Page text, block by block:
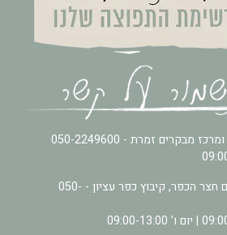
מבקרים זמרת - 050-2249600
חצר הכפר, קיבוץ כפר עציון - 050-